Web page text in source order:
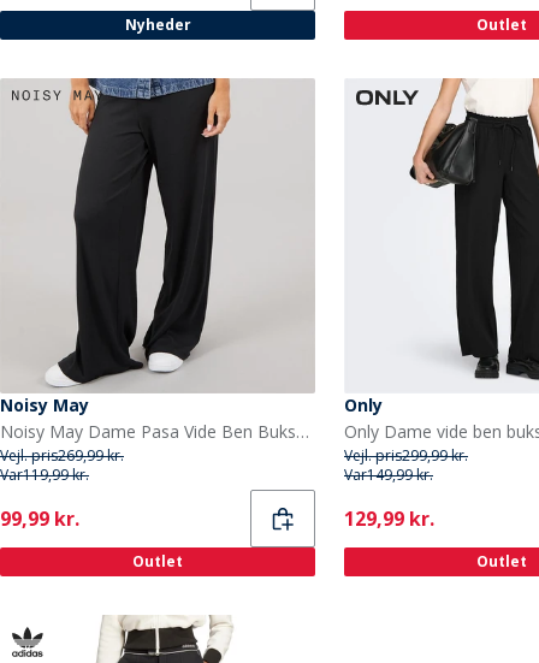
Nyheder Outlet
Noisy May
Noisy May Dame Pasa Vide Ben Bukser Sort
Vejl. pris269,99 kr.
Var119,99 kr.
Current
99,99 kr.
Outlet
Only
Only Dame vide ben
Vejl. pris299,99 kr.
Var149,99 kr.
Current
129,99 kr.
Outlet